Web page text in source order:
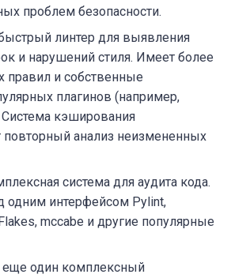
проблем безопасности.
линтер для выявления
и нарушений стиля. Имеет более
правил и собственные
плагинов (например,
Система кэширования
повторный анализ неизмененных
система для аудита кода.
одним интерфейсом Pylint,
, mccabe и другие популярные
еще один комплексный